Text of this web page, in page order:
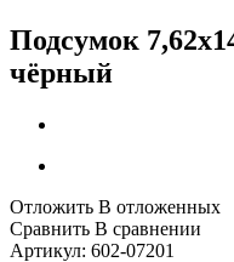
Подсумок
чёрный
Отложить В отложенных
Сравнить В сравнении
Артикул: 602-07201